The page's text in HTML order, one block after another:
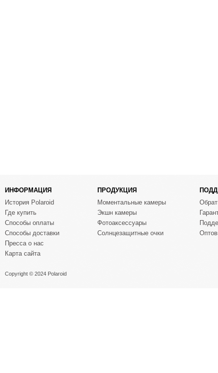
ИНФОРМАЦИЯ
История Polaroid
Где купить
Способы оплаты
Способы доставки
Пресса о нас
Карта сайта
ПРОДУКЦИЯ
Моментальные камеры
Экшн камеры
Фотоаксессуары
Солнцезащитные очки
Copyright © 2024 Polaroid